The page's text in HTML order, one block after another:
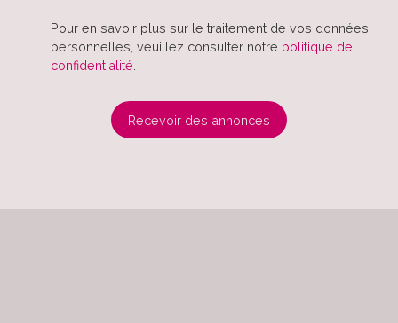
Pour en savoir plus sur le traitement de vos données
personnelles, veuillez consulter notre politique de
confidentialité
Recevoir des annonces